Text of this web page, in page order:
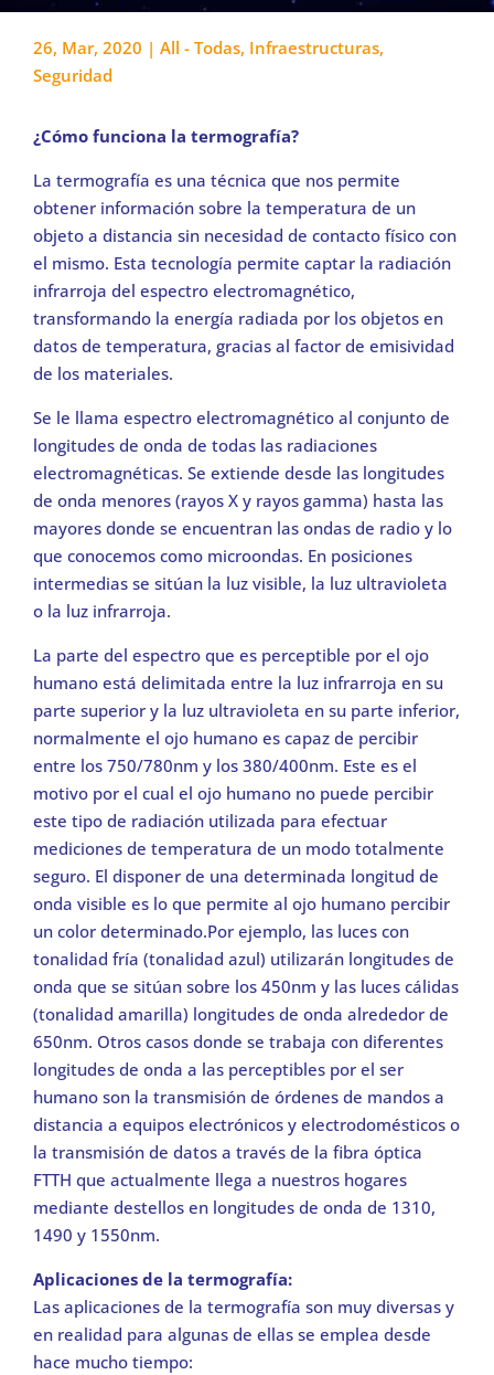
26, Mar, 2020 | All - Todas, Infraestructuras,
Seguridad
¿Cómo funciona la termografía?
La termografía es una técnica que nos permite
obtener información sobre la temperatura de un
objeto a distancia sin necesidad de contacto físico con
el mismo. Esta tecnología permite captar la radiación
infrarroja del espectro electromagnético,
transformando la energía radiada por los objetos en
datos de temperatura, gracias al factor de emisividad
de los materiales.
Se le llama espectro electromagnético al conjunto de
longitudes de onda de todas las radiaciones
electromagnéticas. Se extiende desde las longitudes
de onda menores (rayos X y rayos gamma) hasta las
mayores donde se encuentran las ondas de radio y lo
que conocemos como microondas. En posiciones
intermedias se sitúan la luz visible, la luz ultravioleta
o la luz infrarroja.
La parte del espectro que es perceptible por el ojo
humano está delimitada entre la luz infrarroja en su
parte superior y la luz ultravioleta en su parte inferior,
normalmente el ojo humano es capaz de percibir
entre los 750/780nm y los 380/400nm. Este es el
motivo por el cual el ojo humano no puede percibir
este tipo de radiación utilizada para efectuar
mediciones de temperatura de un modo totalmente
seguro. El disponer de una determinada longitud de
onda visible es lo que permite al ojo humano percibir
un color determinado.Por ejemplo, las luces con
tonalidad fría (tonalidad azul) utilizarán longitudes de
onda que se sitúan sobre los 450nm y las luces cálidas
(tonalidad amarilla) longitudes de onda alrededor de
650nm. Otros casos donde se trabaja con diferentes
longitudes de onda a las perceptibles por el ser
humano son la transmisión de órdenes de mandos a
distancia a equipos electrónicos y electrodomésticos o
la transmisión de datos a través de la fibra óptica
FTTH que actualmente llega a nuestros hogares
mediante destellos en longitudes de onda de 1310,
1490 y 1550nm.
Aplicaciones de la termografía:
Las aplicaciones de la termografía son muy diversas y
en realidad para algunas de ellas se emplea desde
hace mucho tiempo: